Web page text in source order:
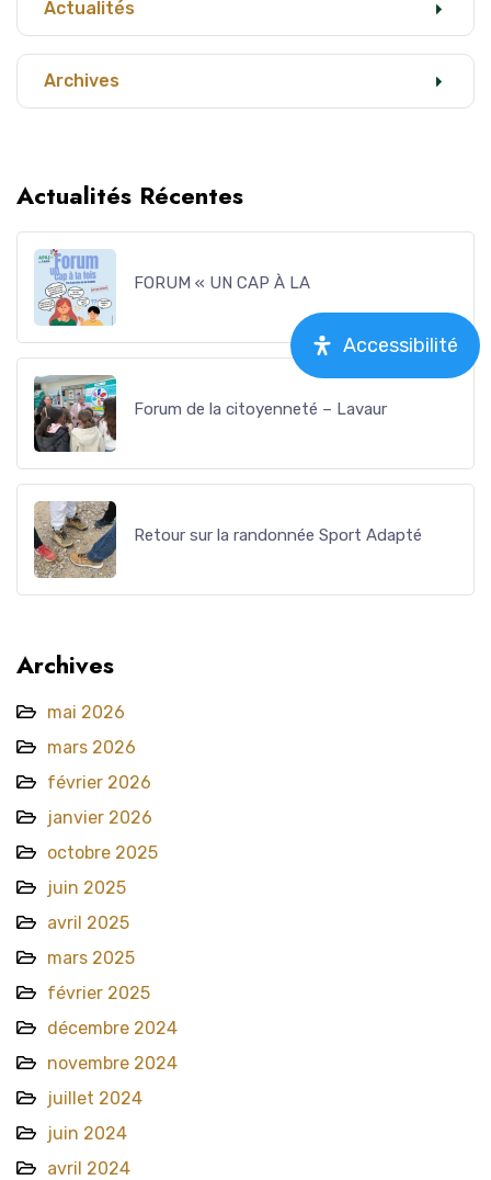
Actualités
Archives
Actualités Récentes
FORUM « UN CAP À LA
Forum de la citoyenneté – Lavaur
Retour sur la randonnée Sport Adapté
Archives
mai 2026
mars 2026
février 2026
janvier 2026
octobre 2025
juin 2025
avril 2025
mars 2025
février 2025
décembre 2024
novembre 2024
juillet 2024
juin 2024
avril 2024
Accessibilité